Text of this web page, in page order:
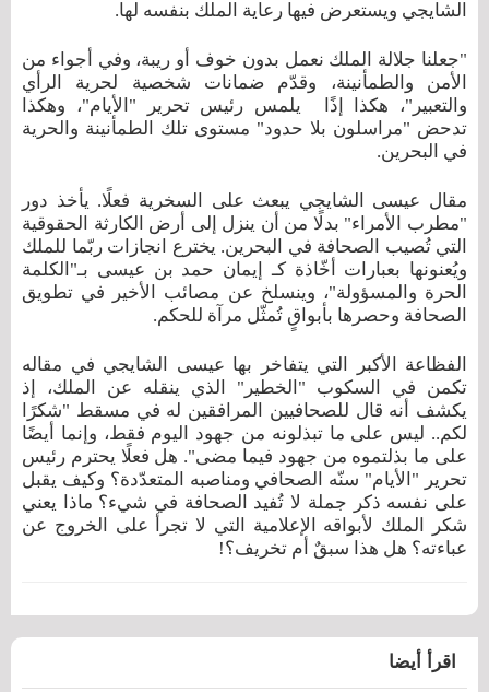
الشايجي ويستعرض فيها رعاية الملك بنفسه لها.
"جعلنا جلالة الملك نعمل بدون خوف أو ريبة، وفي أجواء من
الأمن والطمأنينة، وقدّم ضمانات شخصية لحرية الرأي
والتعبير"، هكذا إذًا
يلمس رئيس تحرير "الأيام"، وهكذا
تدحض "مراسلون بلا حدود" مستوى تلك الطمأنينة والحرية
في البحرين.
مقال عيسى الشايجي يبعث على السخرية فعلًا. يأخذ دور
"مطرب الأمراء" بدلًا من أن ينزل إلى أرض الكارثة الحقوقية
التي تُصيب الصحافة في البحرين. يخترع انجازات ربّما للملك
ويُعنونها بعبارات أخّاذة كـ إيمان حمد بن عيسى بـ"الكلمة
الحرة والمسؤولة"، وينسلخ عن مصائب الأخير في تطويق
الصحافة وحصرها بأبواقٍ تُمثّل مرآة للحكم.
الفظاعة الأكبر التي يتفاخر بها عيسى الشايجي في مقاله
تكمن في السكوب "الخطير" الذي ينقله عن الملك، إذ
يكشف أنه قال للصحافيين المرافقين له في مسقط "شكرًا
لكم.. ليس على ما تبذلونه من جهود اليوم فقط، وإنما أيضًا
على ما بذلتموه من جهود فيما مضى". هل فعلًا يحترم رئيس
تحرير "الأيام" سنّه الصحافي ومناصبه المتعدّدة؟ وكيف يقبل
على نفسه ذكر جملة لا تُفيد الصحافة في شيء؟ ماذا يعني
شكر الملك لأبواقه الإعلامية التي لا تجرأ على الخروج عن
عباءته؟ هل هذا سبقٌ أم تخريف؟!
اقرأ أيضا